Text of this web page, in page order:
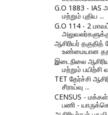
G.O 1883 - IAS
மற்றும் புதிய ...
G.O 114 - 2
ஆசிரியர் தகுதித்
உண்மையான
இடைநிலை
மற்றும் பயிற்சி
TET தேர்ச்சி
சீராய்வு ...
CENSUS -
பணி -